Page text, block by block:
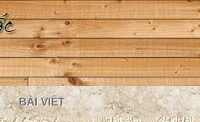
BÀI VIẾT